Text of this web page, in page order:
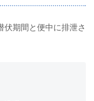
伏期間と便中に排泄さ